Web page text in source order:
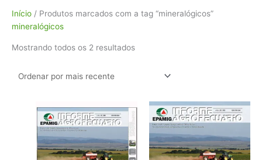
Início / Produtos marcados com a tag “mineralógicos”
mineralógicos
Mostrando todos os 2 resultados
Classificado
recente